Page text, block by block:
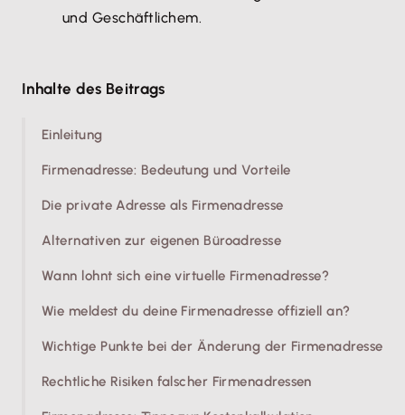
und Geschäftlichem.
Inhalte des Beitrags
Einleitung
Firmenadresse: Bedeutung und Vorteile
Die private Adresse als Firmenadresse
Alternativen zur eigenen Büroadresse
Wann lohnt sich eine virtuelle Firmenadresse?
Wie meldest du deine Firmenadresse offiziell an?
Wichtige Punkte bei der Änderung der Firmenadresse
Rechtliche Risiken falscher Firmenadressen